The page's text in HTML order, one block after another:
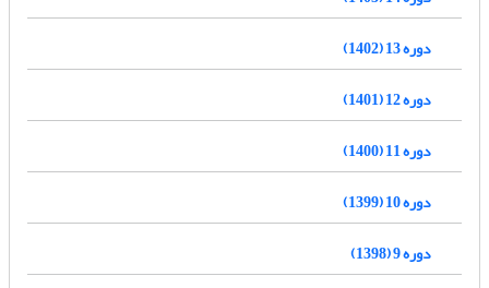
دوره 13 (1402)
دوره 12 (1401)
دوره 11 (1400)
دوره 10 (1399)
دوره 9 (1398)